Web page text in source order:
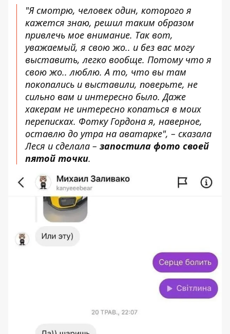
"Я смотрю, человек один, которого я
кажется знаю, решил таким образом
привлечь мое внимание. Так вот,
уважаемый, я свою жо.. и без вас могу
выставить, легко вообще. Потому что я
свою жо.. люблю. А то, что вы там
покопались и выставили, поверьте, не
сильно вам и интересно было. Даже
хакерам не интересно копаться в моих
переписках. Фотку Гордона я, наверное,
оставлю до утра на аватарке", – сказала
Леся и сделала – запостила фото своей
пятой точки.